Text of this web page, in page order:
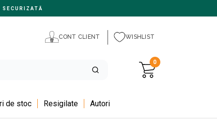
SECURIZATĂ
CONT CLIENT WISHLIST
0
de stoc Resigilate Autori